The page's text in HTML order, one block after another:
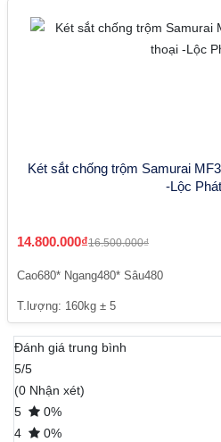
Két sắt chống trộm Samurai
-Lộc Phát
14.800.000₫16.500.000₫
Cao680* Ngang480* Sâu480
T.lượng: 160kg ± 5
Đánh giá trung bình
5/5
(0 Nhận xét)
5
0%
4
0%